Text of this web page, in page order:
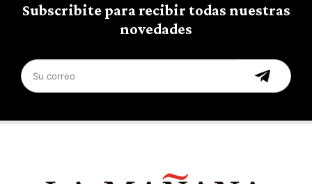
Subscribite para recibir todas nuestras
novedades